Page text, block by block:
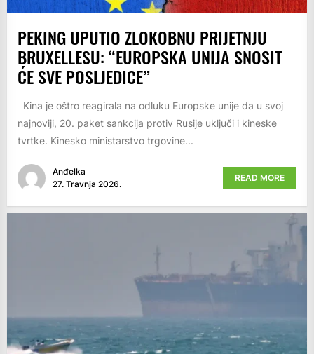
PEKING UPUTIO ZLOKOBNU PRIJETNJU
BRUXELLESU: “EUROPSKA UNIJA SNOSIT
ĆE SVE POSLJEDICE”
Kina je oštro reagirala na odluku Europske unije da u svoj
najnoviji, 20. paket sankcija protiv Rusije uključi i kineske
tvrtke. Kinesko ministarstvo trgovine...
Anđelka
27. Travnja 2026.
READ MORE